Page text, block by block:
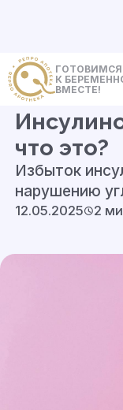
ГОТОВИМСЯ
К
ВМЕСТЕ!
<- Статьи
что это?
Избыток
нарушению
12.05.2025 2